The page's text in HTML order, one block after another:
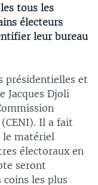
tous les
électeurs
leur bureau
présidentielles et
Jacques Djoli
Il a fait
le matériel
électoraux en
seront
coins les plus